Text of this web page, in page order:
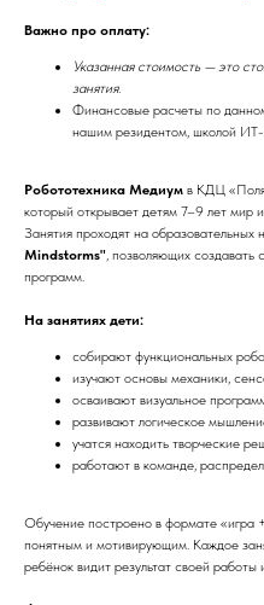
Важно про оплату:
Указанная стоимость — это
занятия.
Финансовые расчеты по
нашим резидентом, школой
Робототехника Медиум в КДЦ
который открывает детям 7–9 лет мир
Занятия проходят на образовательных
Mindstorms", позволяющих
программ.
На занятиях дети:
собирают функциональных
изучают основы механики,
осваивают визуальное
развивают логическое
учатся находить творческие
работают в команде,
Обучение построено в формате «игра
понятным и мотивирующим. Каждое
ребёнок видит результат своей